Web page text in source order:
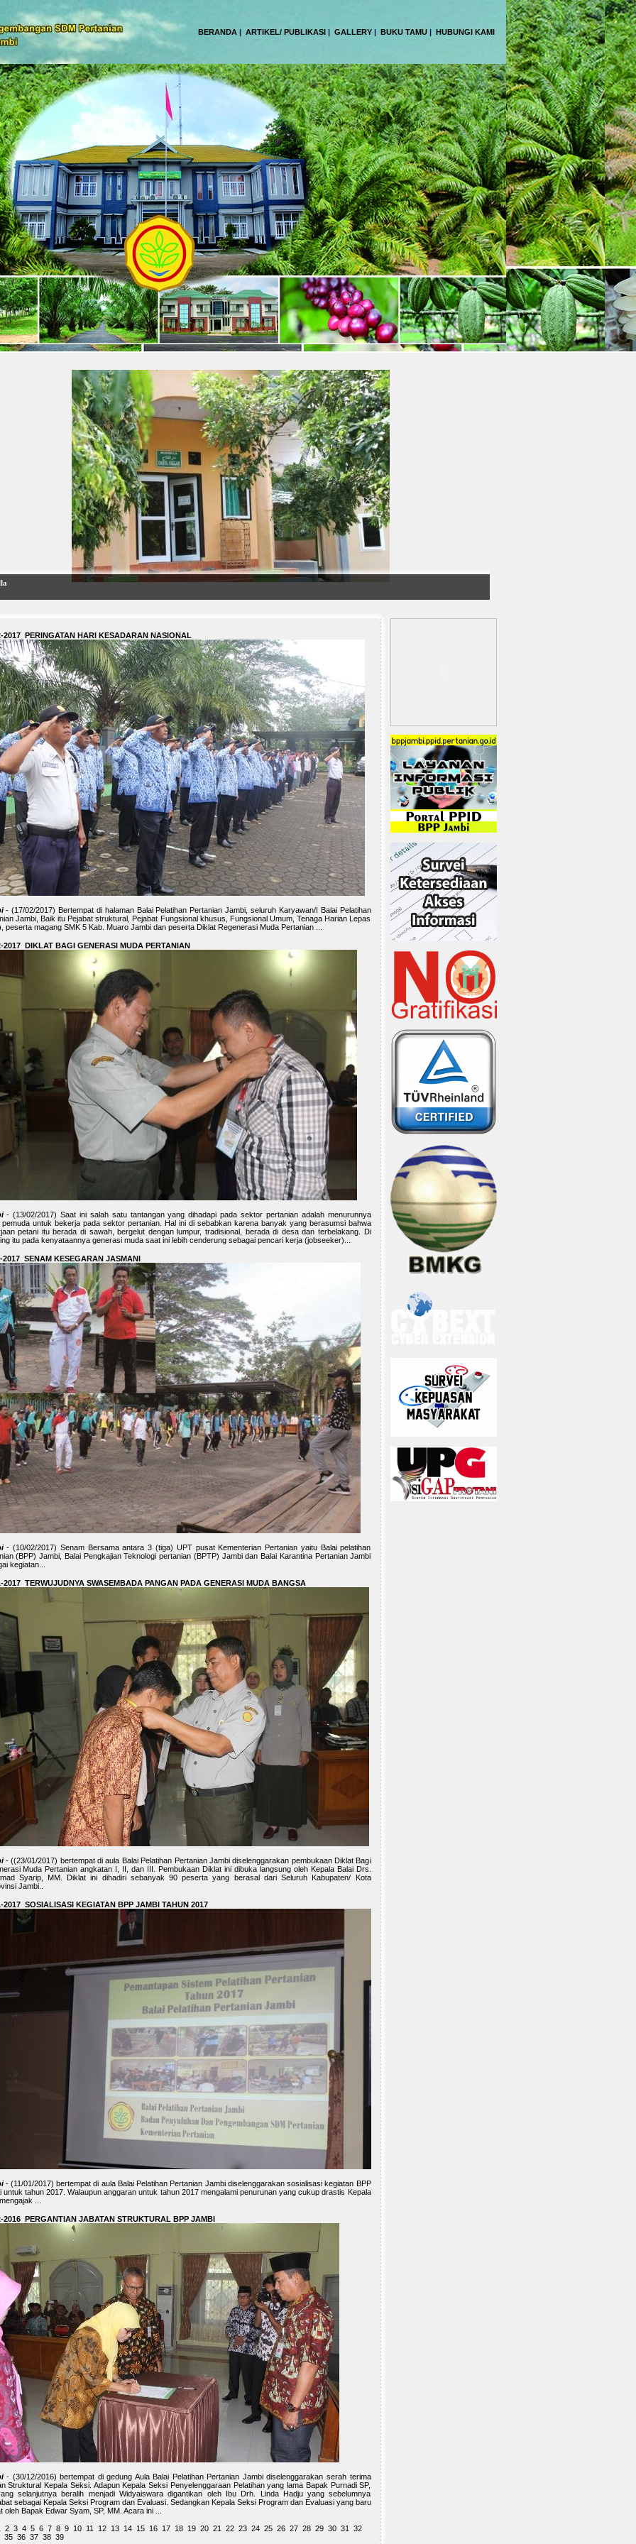
BERANDA | ARTIKEL/ PUBLIKASI | GALLERY | BUKU TAMU | HUBUNGI KAMI
2017 PERINGATAN HARI KESADARAN NASIONAL
- (17/02/2017) Bertempat di halaman Balai Pelatihan Pertanian Jambi, seluruh Karyawan/I Balai Pelatihan
Jambi, Baik itu Pejabat struktural, Pejabat Fungsional khusus, Fungsional Umum, Tenaga Harian Lepas
peserta magang SMK 5 Kab. Muaro Jambi dan peserta Diklat Regenerasi Muda Pertanian ...
2017 DIKLAT BAGI GENERASI MUDA PERTANIAN
- (13/02/2017) Saat ini salah satu tantangan yang dihadapi pada sektor pertanian adalah menurunnya
pemuda untuk bekerja pada sektor pertanian. Hal ini di sebabkan karena banyak yang berasumsi bahwa
petani itu berada di sawah, bergelut dengan lumpur, tradisional, berada di desa dan terbelakang. Di
itu pada kenyataannya generasi muda saat ini lebih cenderung sebagai pencari kerja (jobseeker)...
2017 SENAM KESEGARAN JASMANI
- (10/02/2017) Senam Bersama antara 3 (tiga) UPT pusat Kementerian Pertanian yaitu Balai pelatihan
(BPP) Jambi, Balai Pengkajian Teknologi pertanian (BPTP) Jambi dan Balai Karantina Pertanian Jambi
kegiatan...
2017 TERWUJUDNYA SWASEMBADA PANGAN PADA GENERASI MUDA BANGSA
- ((23/01/2017) bertempat di aula Balai Pelatihan Pertanian Jambi diselenggarakan pembukaan Diklat Bagi
Muda Pertanian angkatan I, II, dan III. Pembukaan Diklat ini dibuka langsung oleh Kepala Balai Drs.
Syarip, MM. Diklat ini dihadiri sebanyak 90 peserta yang berasal dari Seluruh Kabupaten/ Kota
Jambi..
2017 SOSIALISASI KEGIATAN BPP JAMBI TAHUN 2017
- (11/01/2017) bertempat di aula Balai Pelatihan Pertanian Jambi diselenggarakan sosialisasi kegiatan BPP
untuk tahun 2017. Walaupun anggaran untuk tahun 2017 mengalami penurunan yang cukup drastis Kepala
...
2016 PERGANTIAN JABATAN STRUKTURAL BPP JAMBI
- (30/12/2016) bertempat di gedung Aula Balai Pelatihan Pertanian Jambi diselenggarakan serah terima
Struktural Kepala Seksi. Adapun Kepala Seksi Penyelenggaraan Pelatihan yang lama Bapak Purnadi SP,
selanjutnya beralih menjadi Widyaiswara digantikan oleh Ibu Drh. Linda Hadju yang sebelumnya
sebagai Kepala Seksi Program dan Evaluasi. Sedangkan Kepala Seksi Program dan Evaluasi yang baru
oleh Bapak Edwar Syam, SP, MM. Acara ini ...
2 3 4 5 6 78 9 10 11 12 13 14 15 16 17 18 19 20 21 22 23 24 25 26 27 28 29 30 31
32
35 36 37 38 39